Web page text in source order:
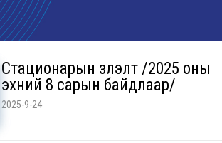
Стационарын үзүүлэлт /2025 оны
эхний 8 сарын байдлаар/
2025-9-24